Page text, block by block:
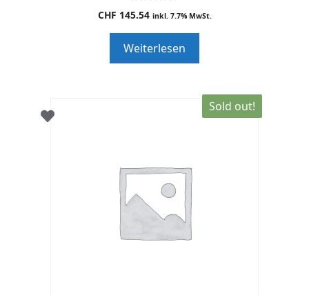
0
o
o
f
5
CHF 145.54 inkl. 7.7% MwSt.
Weiterlesen
Sold out!